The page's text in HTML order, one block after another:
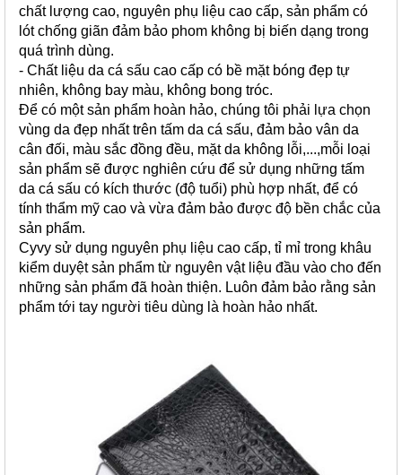
chất lượng cao, nguyên phụ liệu cao cấp, sản phẩm có
lót chống giãn đảm bảo phom không bị biến dạng trong
quá trình dùng.
- Chất liệu da cá sấu cao cấp có bề mặt bóng đẹp tự
nhiên, không bay màu, không bong tróc.
Để có một sản phẩm hoàn hảo, chúng tôi phải lựa chọn
vùng da đẹp nhất trên tấm da cá sấu, đảm bảo vân da
cân đối, màu sắc đồng đều, mặt da không lỗi,...,mỗi loại
sản phẩm sẽ được nghiên cứu để sử dụng những tấm
da cá sấu có kích thước (độ tuổi) phù hợp nhất, để có
tính thẩm mỹ cao và vừa đảm bảo được độ bền chắc của
sản phẩm.
Cyvy sử dụng nguyên phụ liệu cao cấp, tỉ mỉ trong khâu
kiểm duyệt sản phẩm từ nguyên vật liệu đầu vào cho đến
những sản phẩm đã hoàn thiện. Luôn đảm bảo rằng sản
phẩm tới tay người tiêu dùng là hoàn hảo nhất.